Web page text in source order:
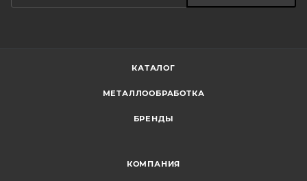
КАТАЛОГ
МЕТАЛЛООБРАБОТКА
БРЕНДЫ
КОМПАНИЯ